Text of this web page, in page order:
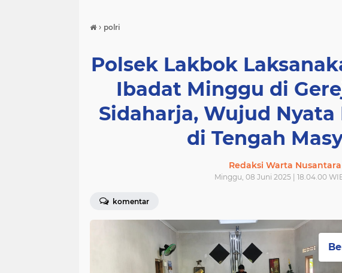
› polri
Polsek Lakbok
Ibadat Minggu di
Sidaharja, Wujud
di Tengah
Redaksi Warta
Minggu, 08 Juni 2025 | 18.04.00
komentar